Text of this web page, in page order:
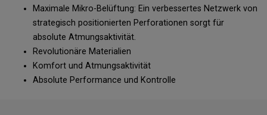
Maximale Mikro-Belüftung: Ein verbessertes Netzwerk von
strategisch positionierten Perforationen sorgt für
absolute Atmungsaktivität.
Revolutionäre Materialien
Komfort und Atmungsaktivität
Absolute Performance und Kontrolle